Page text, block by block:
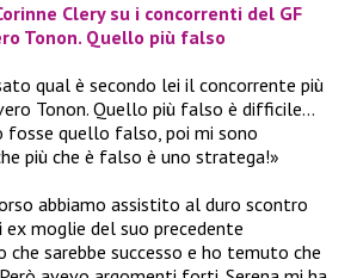
Clery su i concorrenti del GF
Tonon. Quello più falso
qual è secondo lei il concorrente più
Tonon. Quello più falso è difficile…
fosse quello falso, poi mi sono
più che è falso è uno stratega!»
abbiamo assistito al duro scontro
ex moglie del suo precedente
che sarebbe successo e ho temuto che